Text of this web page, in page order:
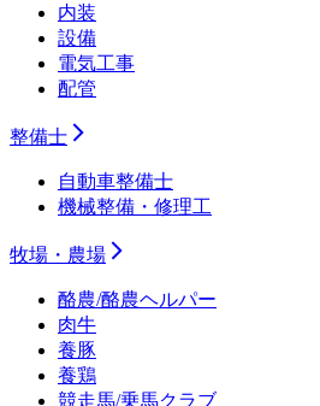
内装
設備
電気工事
配管
整備士
自動車整備士
機械整備・修理工
牧場・農場
酪農/酪農ヘルパー
肉牛
養豚
養鶏
競走馬/乗馬クラブ